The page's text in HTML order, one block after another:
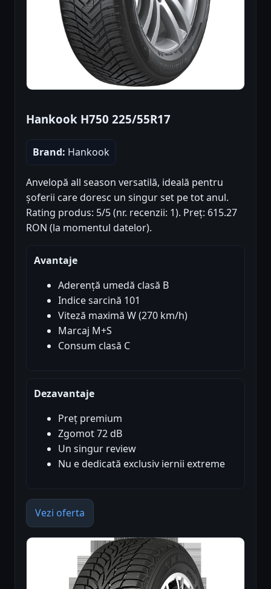
Hankook H750 225/55R17
Brand: Hankook
Anvelopă all season versatilă, ideală pentru
șoferii care doresc un singur set pe tot anul.
Rating produs: 5/5 (nr. recenzii: 1). Preț: 615.27
RON (la momentul datelor).
Avantaje
Aderență umedă clasă B
Indice sarcină 101
Viteză maximă W (270 km/h)
Marcaj M+S
Consum clasă C
Dezavantaje
Preț premium
Zgomot 72 dB
Un singur review
Nu e dedicată exclusiv iernii extreme
Vezi oferta